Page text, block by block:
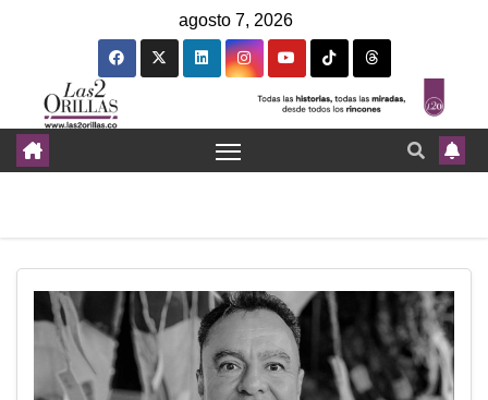
agosto 7, 2026